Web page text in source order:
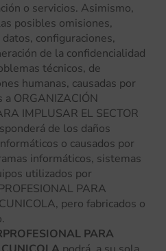
o servicios. Asimismo,
posibles omisiones,
configuraciones,
de la confidencialidad
técnicos, de
humanas, causadas por
ORGANIZACIÓN
IMPLUSAR EL SECTOR
de los daños
o causados por
informáticos, sistemas
utilizados por
PARA
pero fabricados o
PARA